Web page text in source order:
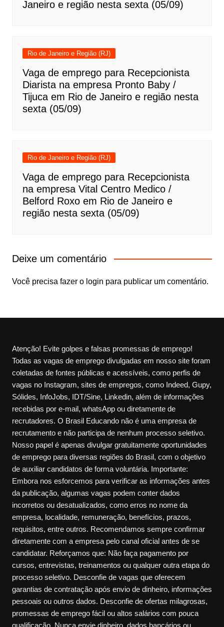
Janeiro e região nesta sexta (05/09)
Rio de Janeiro e Região (RJ)
Vaga de emprego para Recepcionista
Diarista na empresa Pronto Baby /
Tijuca em Rio de Janeiro e região nesta
sexta (05/09)
Rio de Janeiro e Região (RJ)
Vaga de emprego para Recepcionista
na empresa Vital Centro Medico /
Belford Roxo em Rio de Janeiro e
região nesta sexta (05/09)
Deixe um comentário
Você precisa fazer o login para publicar um comentário.
Atenção! Evite golpes e falsas promessas de emprego!
Todas as vagas de emprego divulgadas em nosso site foram
coletadas de fontes públicas e acessíveis, como perfis de
vagas no Instagram, sites de empregos, como Indeed, Gupy,
Sólides, InfoJobs, IDT/Sine, Linkedin, além de informações
recebidas por e-mail, whatsApp ou diretamente de
recrutadores. O Brasil Educando não é uma empresa de
recrutamento e não participa de nenhum processo seletivo.
Nosso papel é apenas divulgar gratuitamente oportunidades
de emprego para diversas regiões do Brasil, com o objetivo
de auxiliar candidatos de forma voluntária. Importante:
Embora nos esforcemos para verificar as informações antes
da publicação, algumas vagas podem conter dados
incorretos ou desatualizados, como erros no nome da
empresa, localidade, remuneração, benefícios, prazos,
requisitos, entre outros. Recomendamos sempre confirmar
diretamente com a empresa pelo canal oficial antes de se
candidatar. Reforçamos que: Não faça pagamento por
cursos, entrevistas, treinamentos ou qualquer outra etapa do
processo seletivo. Desconfie de vagas que oferecem
garantias de contratação após envio de dinheiro, informações
pessoais ou outros dados. Desconfie de ofertas milagrosas,
promessas de emprego fácil ou altos salários com pouca
qualificação. Nunca envie dinheiro, dados bancários ou